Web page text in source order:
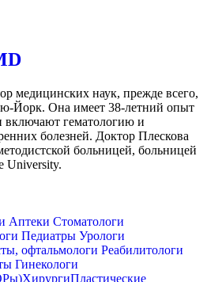
медицинских наук, прежде всего,
Йорк. Она имеет 38-летний опыт
включают гематологию и
болезней. Доктор Плескова
больницей, больницей
University.
Аптеки Стоматологи
Педиатры Урологи
офтальмологи Реабилитологи
Гинекологи
ХирургиПластические